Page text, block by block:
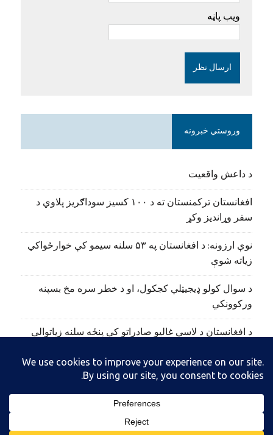
ویب پاڼه
وروستي خبرونه
د داعش واقعیت
افغانستان ترکمنستان ته د ۱۰۰ کسیز سوداګریز پلاوي د
سفر وړاندیز وکړ
نوې ارزونه: د افغانستان په ۵۳ سلنه سیمو کې خوارځواکي
زیاته شوې
د سوال کولو ډیجیټلي کجکول، او د خطر سره مخ بسپنه
ورکوونکي
د افغانستان د لاسي غالیو صادراتو کې پنځه سلنه زیاتوالی